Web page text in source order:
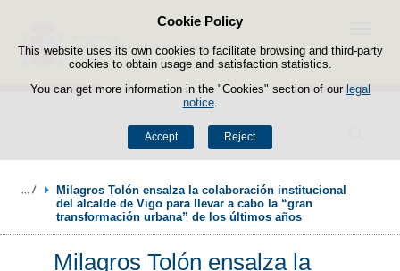
Cookie Policy
This website uses its own cookies to facilitate browsing and third-party
cookies to obtain usage and satisfaction statistics.
You can get more information in the "Cookies" section of our legal
notice.
Accept Reject
Skip to content
Search
Menu
Milagros Tolón ensalza la colaboración institucional
del alcalde de Vigo para llevar a cabo la “gran
transformación urbana” de los últimos años
Milagros Tolón ensalza la